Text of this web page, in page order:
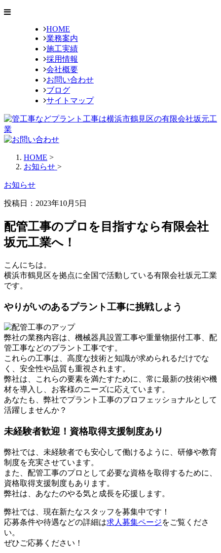
HOME
業務案内
施工実績
採用情報
会社概要
お問い合わせ
ブログ
サイトマップ
HOME >
お知らせ >
お知らせ
投稿日： 2023年10月5日
配管工事のプロを目指すなら有限会社
坂元工業へ！
こんにちは。
横浜市鶴見区を拠点に全国で活動している有限会社坂元工業
です。
やりがいのあるプラント工事に挑戦しよう
弊社の業務内容は、機械器具設置工事や重量物据付工事、配
管工事などのプラント工事です。
これらの工事は、高度な技術と知識が求められるだけでな
く、安全性や品質も重視されます。
弊社は、これらの要素を満たすために、常に最新の技術や機
材を導入し、お客様のニーズに応えています。
あなたも、弊社でプラント工事のプロフェッショナルとして
活躍しませんか？
未経験者歓迎！資格取得支援制度あり
弊社では、未経験者でも安心して働けるように、研修や教育
制度を充実させています。
また、配管工事のプロとして必要な資格を取得するために、
資格取得支援制度もあります。
弊社は、あなたのやる気と成長を応援します。
弊社では、現在新たなスタッフを募集中です！
応募条件や待遇などの詳細は求人募集ページをご覧くださ
い。
ぜひご応募ください！